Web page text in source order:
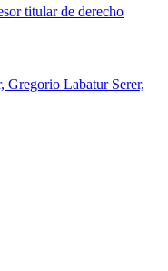
titular de derecho
Gregorio Labatur Serer,